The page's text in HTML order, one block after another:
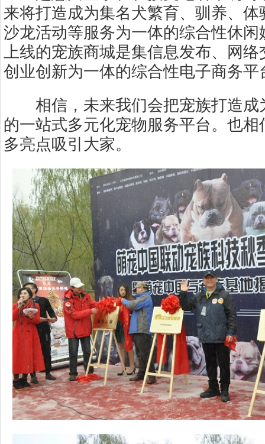
来将打造成为集名犬繁育、驯养、
沙龙活动等服务为一体的综合性休
上线的宠族商城是集信息发布、网
创业创新为一体的综合性电子商务平
相信，未来我们会把宠族打造成
的一站式多元化宠物服务平台。也
多亮点吸引大家。